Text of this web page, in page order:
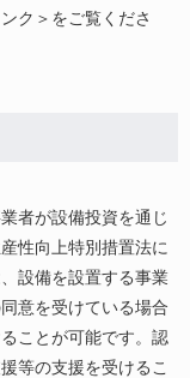
ク＞ をご覧くださ
者が設備投資を通じ
性向上特別措置法に
設備を設置する事業
意を受けている場合
ことが可能です。認
等の支援を受けるこ